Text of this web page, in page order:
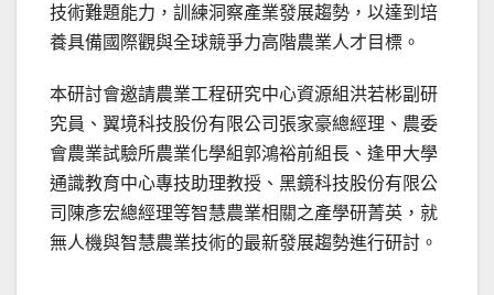
技術難題能力，訓練洞察產業發展趨勢，以達到培
養具備國際觀與全球競爭力高階農業人才目標。
本研討會邀請農業工程研究中心資源組洪若彬副研
究員、翼境科技股份有限公司張家豪總經理、農委
會農業試驗所農業化學組郭鴻裕前組長、逢甲大學
通識教育中心專技助理教授、黑鏡科技股份有限公
司陳彥宏總經理等智慧農業相關之產學研菁英，就
無人機與智慧農業技術的最新發展趨勢進行研討。